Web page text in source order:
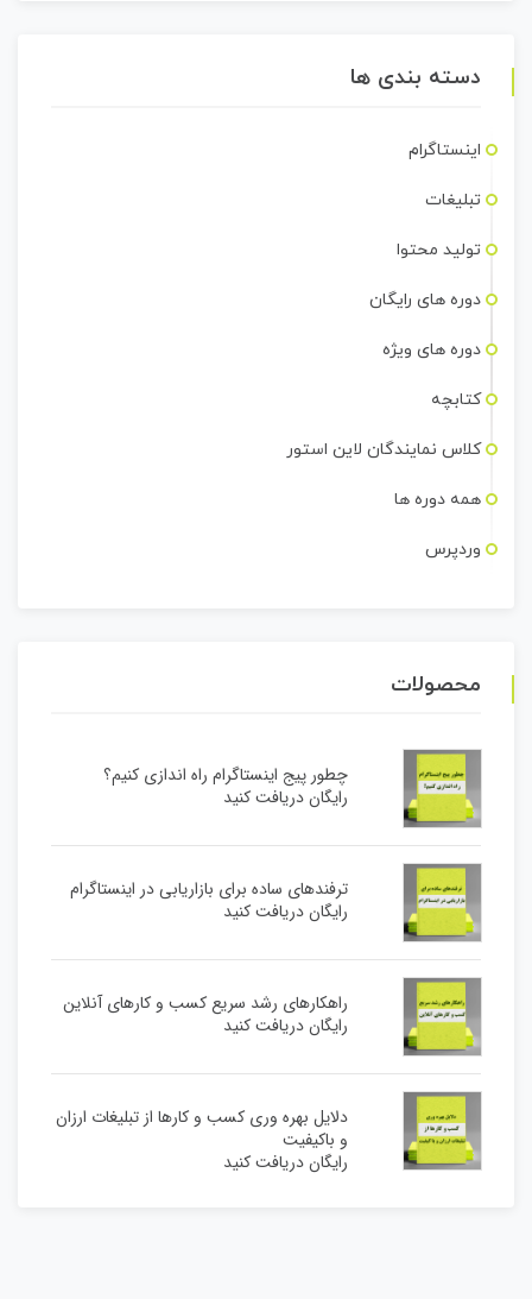
دسته بندی ها
اینستاگرام
تبلیغات
تولید محتوا
دوره های رایگان
دوره های ویژه
کتابچه
کلاس نمایندگان لاین استور
همه دوره ها
وردپرس
محصولات
چطور پیج اینستاگرام راه اندازی کنیم؟
رایگان دریافت کنید
ترفندهای ساده برای بازاریابی در اینستاگرام
رایگان دریافت کنید
راهکارهای رشد سریع کسب و کارهای آنلاین
رایگان دریافت کنید
دلایل بهره وری کسب و کارها از تبلیغات ارزان
و باکیفیت
رایگان دریافت کنید